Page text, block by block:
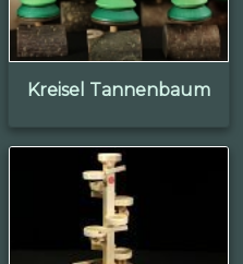
Kreisel Tannenbaum